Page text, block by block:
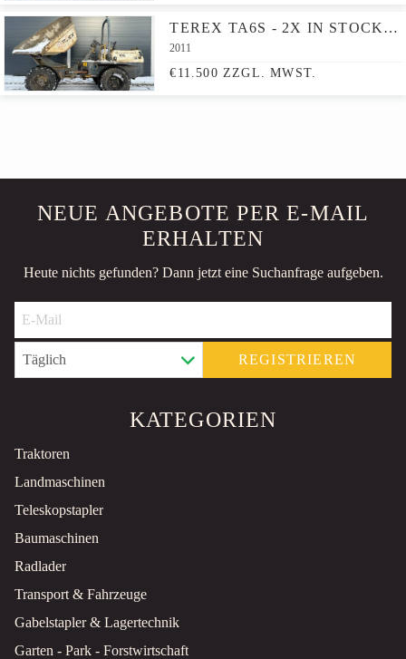
TEREX TA6S - 2X IN STOCK!! TILT + ROTATE
2011
€11.500 ZZGL. MWST.
NEUE ANGEBOTE PER E-MAIL
ERHALTEN
Heute nichts gefunden? Dann jetzt eine Suchanfrage aufgeben.
REGISTRIEREN
KATEGORIEN
Traktoren
Landmaschinen
Teleskopstapler
Baumaschinen
Radlader
Transport & Fahrzeuge
Gabelstapler & Lagertechnik
Garten - Park - Forstwirtschaft